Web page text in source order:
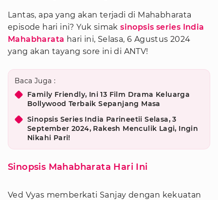
Lantas, apa yang akan terjadi di Mahabharata
episode hari ini? Yuk simaksinopsis series India
Mahabharata hari ini, Selasa, 6 Agustus 2024
yang akan tayang sore ini di ANTV!
Baca Juga :
Family Friendly, Ini 13 Film Drama Keluarga
Bollywood Terbaik Sepanjang Masa
Sinopsis Series India Parineetii Selasa, 3
September 2024, Rakesh Menculik Lagi, Ingin
Nikahi Pari!
Sinopsis Mahabharata Hari Ini
Ved Vyas memberkati Sanjay dengan kekuatan